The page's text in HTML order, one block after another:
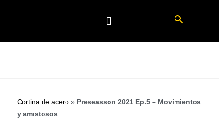
Cortina de acero » Preseasson 2021 Ep.5 – Movimientos
y amistosos